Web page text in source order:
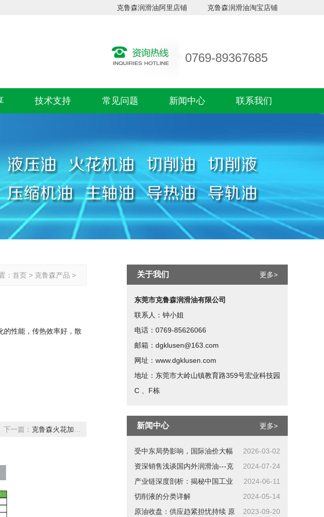
克鲁森润滑油阿里店铺 克鲁森润滑油淘宝店铺
0769-89367685
技术支持 常见问题 新闻中心 联系我们
： 首页 > 克鲁森产品 >
的性能，传热效率好，散
下一篇： 克鲁森火花加工液系列
关于我们 更多>
东莞市克鲁森润滑油有限公司
联系人：钟小姐
电话：0769-85626066
邮箱：dgklusen@163.com
网址：www.dgklusen.com
地址：东莞市大岭山镇教育路359号宏业科技园
C 、F栋
新闻中心 更多>
受中东局势影响，国际油价大幅
上涨！
2026-03-02
资深销售浅谈国内外润滑油---克
鲁森润滑油
2024-07-24
产业链深度剖析：揭秘中国工业
润滑油市场的增长秘诀！
2024-06-11
切削液的分类详解
2024-05-14
原油收盘：供应趋紧担忧持续 原
2023-09-20